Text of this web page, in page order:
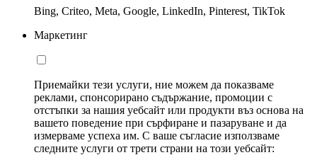
Bing, Criteo, Meta, Google, LinkedIn, Pinterest, TikTok
Маркетинг
Приемайки тези услуги, ние можем да показваме
реклами, спонсорирано съдържание, промоции с
отстъпки за нашия уебсайт или продукти въз основа на
вашето поведение при сърфиране и пазаруване и да
измерваме успеха им. С ваше съгласие използваме
следните услуги от трети страни на този уебсайт: